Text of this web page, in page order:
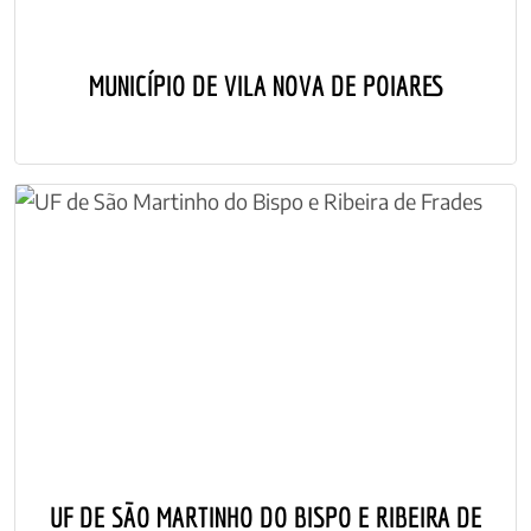
MUNICÍPIO DE VILA NOVA DE POIARES
UF DE SÃO MARTINHO DO BISPO E RIBEIRA DE